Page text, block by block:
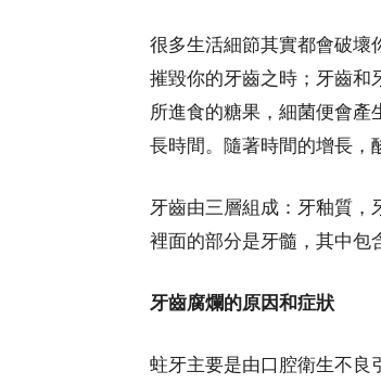
很多生活細節其實都會破壞
摧毀你的牙齒之時；牙齒和
所進食的糖果，細菌便會
長時間。隨著時間的增長，
牙齒由三層組成：牙釉質
裡面的部分是牙髓，其中包
牙齒腐爛的原因和症狀
蛀牙主要是由口腔衛生不良